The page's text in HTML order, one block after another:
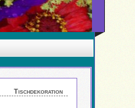
Tischdekoration